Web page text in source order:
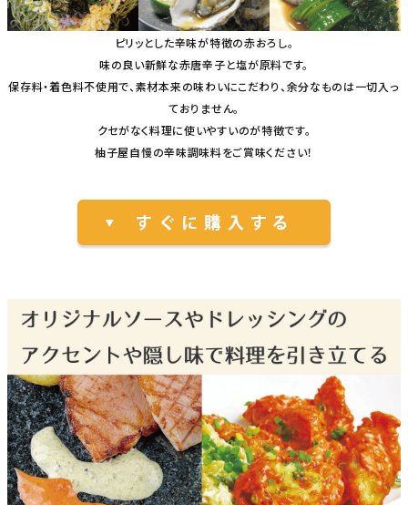
ピリッとした辛味が特徴の赤おろし。
味の良い新鮮な赤唐辛子と塩が原料です。
保存料・着色料不使用で、素材本来の味わいにこだわり、余分なものは一切入っ
ておりません。
クセがなく料理に使いやすいのが特徴です。
柚子屋自慢の辛味調味料をご賞味ください！